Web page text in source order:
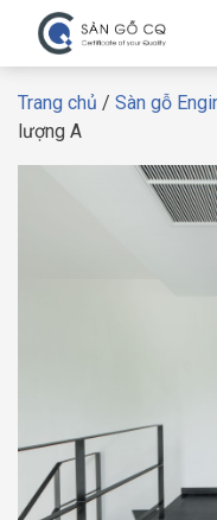
Trang chủ / Sàn gỗ
lượng A